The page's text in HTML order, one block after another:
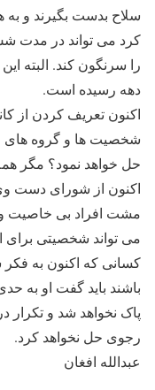
سلاح بدست بگیرند و
کرد می تواند در مدت
را سرنگون کند. البته
دهه رسیده است.
اکنون تعریف کردن از
شخصیت ها و گروه های
حل خواهد نمود؟ مگر
اکنون از شورای دست
مشت افراد بی خاصیت
می تواند شخصیتی برای
کسانی که اکنون به
باشند باید گفت او به
پاک نخواهد شد و تکرار
رجوی حل نخواهد کرد.
عبدالله افغان